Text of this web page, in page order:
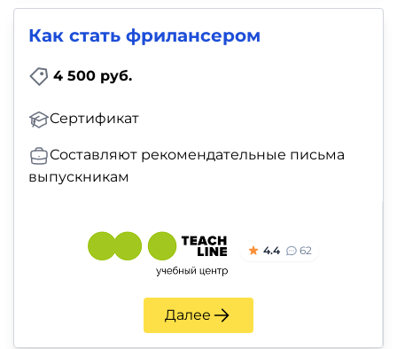
Как стать фрилансером
4 500 руб.
Сертификат
Составляют рекомендательные письма
выпускникам
4.4 62
Далее